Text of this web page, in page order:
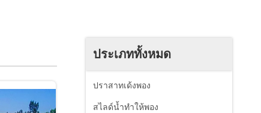
ประเภททั้งหมด
ปราสาทเด้งพอง
สไลด์น้ำทำให้พอง